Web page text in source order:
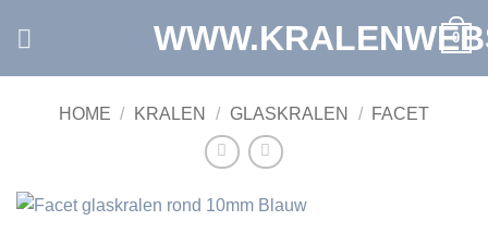
0
HOME / KRALEN / GLASKRALEN / FACET